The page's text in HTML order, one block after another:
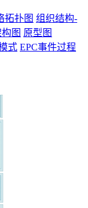
拓扑图 组织结构-
图 原型图
式 EPC事件过程